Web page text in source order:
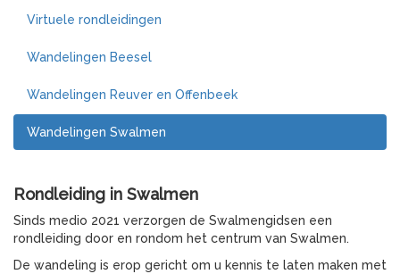
Virtuele rondleidingen
Wandelingen Beesel
Wandelingen Reuver en Offenbeek
Wandelingen Swalmen
Rondleiding in Swalmen
Sinds medio 2021 verzorgen de Swalmengidsen een
rondleiding door en rondom het centrum van Swalmen.
De wandeling is erop gericht om u kennis te laten maken met